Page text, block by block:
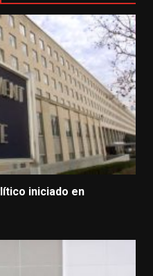
iniciado en